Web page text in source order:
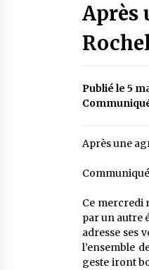
Après
Publié le 5
Après une
Ce mercredi
par un autre
adresse ses
l’ensemble
geste iront